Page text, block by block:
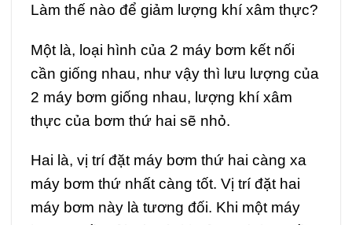
Làm thế nào để giảm lượng khí xâm thực?
Một là, loại hình của 2 máy bơm kết nối
cần giống nhau, như vậy thì lưu lượng của
2 máy bơm giống nhau, lượng khí xâm
thực của bơm thứ hai sẽ nhỏ.
Hai là, vị trí đặt máy bơm thứ hai càng xa
máy bơm thứ nhất càng tốt. Vị trí đặt hai
máy bơm này là tương đối. Khi một máy